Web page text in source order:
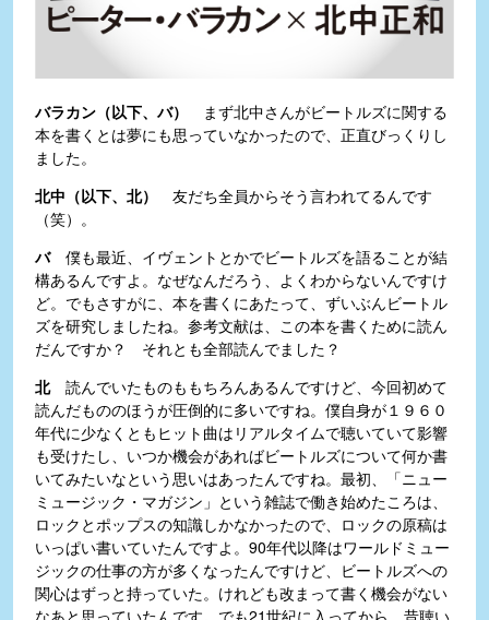
バラカン（以下、バ）
まず北中さんがビートルズに関する
本を書くとは夢にも思っていなかったので、正直びっくりし
ました。
北中（以下、北）
友だち全員からそう言われてるんです
（笑）。
バ僕も最近、イヴェントとかでビートルズを語ることが結
構あるんですよ。なぜなんだろう、よくわからないんですけ
ど。でもさすがに、本を書くにあたって、ずいぶんビートル
ズを研究しましたね。参考文献は、この本を書くために読ん
だんですか？ それとも全部読んでました？
北読んでいたものももちろんあるんですけど、今回初めて
読んだもののほうが圧倒的に多いですね。僕自身が１９６０
年代に少なくともヒット曲はリアルタイムで聴いていて影響
も受けたし、いつか機会があればビートルズについて何か書
いてみたいなという思いはあったんですね。最初、「ニュー
ミュージック・マガジン」という雑誌で働き始めたころは、
ロックとポップスの知識しかなかったので、ロックの原稿は
いっぱい書いていたんですよ。90年代以降はワールドミュー
ジックの仕事の方が多くなったんですけど、ビートルズへの
関心はずっと持っていた。けれども改まって書く機会がない
なあと思っていたんです。でも21世紀に入ってから、昔聴い